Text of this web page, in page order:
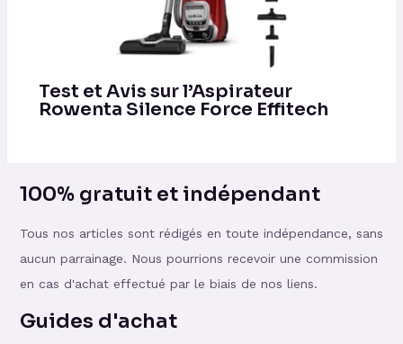
Test et Avis sur l’Aspirateur
Rowenta Silence Force Effitech
100% gratuit et indépendant
Tous nos articles sont rédigés en toute indépendance, sans
aucun parrainage. Nous pourrions recevoir une commission
en cas d'achat effectué par le biais de nos liens.
Guides d'achat